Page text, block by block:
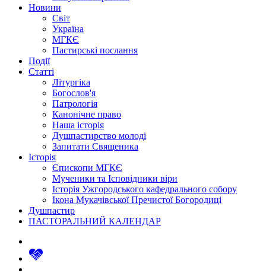
Новини
Світ
Україна
МГКЄ
Пастирські послання
Події
Статті
Літургіка
Богослов'я
Патрологія
Канонічне право
Наша історія
Душпастирство молоді
Запитати Священика
Історія
Єпископи МГКЄ
Мученики та Ісповідники віри
Історія Ужгородського кафедрального собору
Ікона Мукачівської Пречистої Богородиці
Душпастир
ПАСТОРАЛЬНИЙ КАЛЕНДАР